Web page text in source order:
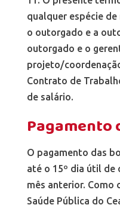
qualquer espécie
o outorgado e a
outorgado e o
projeto/
Contrato de
de salário.
Pagamento
O pagamento das
até o 15º dia útil de
mês anterior. Como
Saúde Pública do